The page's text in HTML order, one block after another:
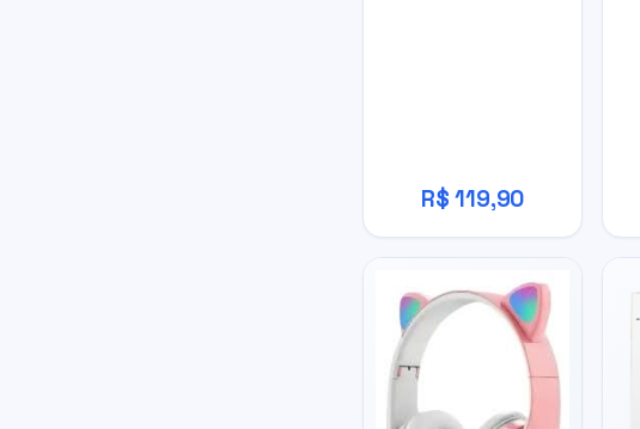
R$ 119,90